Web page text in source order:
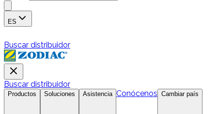
ES
Buscar distribuidor
Buscar distribuidor
Productos Soluciones Asistencia Conócenos Cambiar país